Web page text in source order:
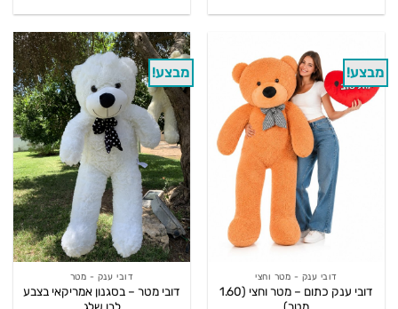
מבצע!
דובי ענק - מטר וחצי
דובי ענק כתום – מטר וחצי (1.60
מבצע!
דובי ענק - מטר
דובי מטר – בסגנון אמריקאי בצבע